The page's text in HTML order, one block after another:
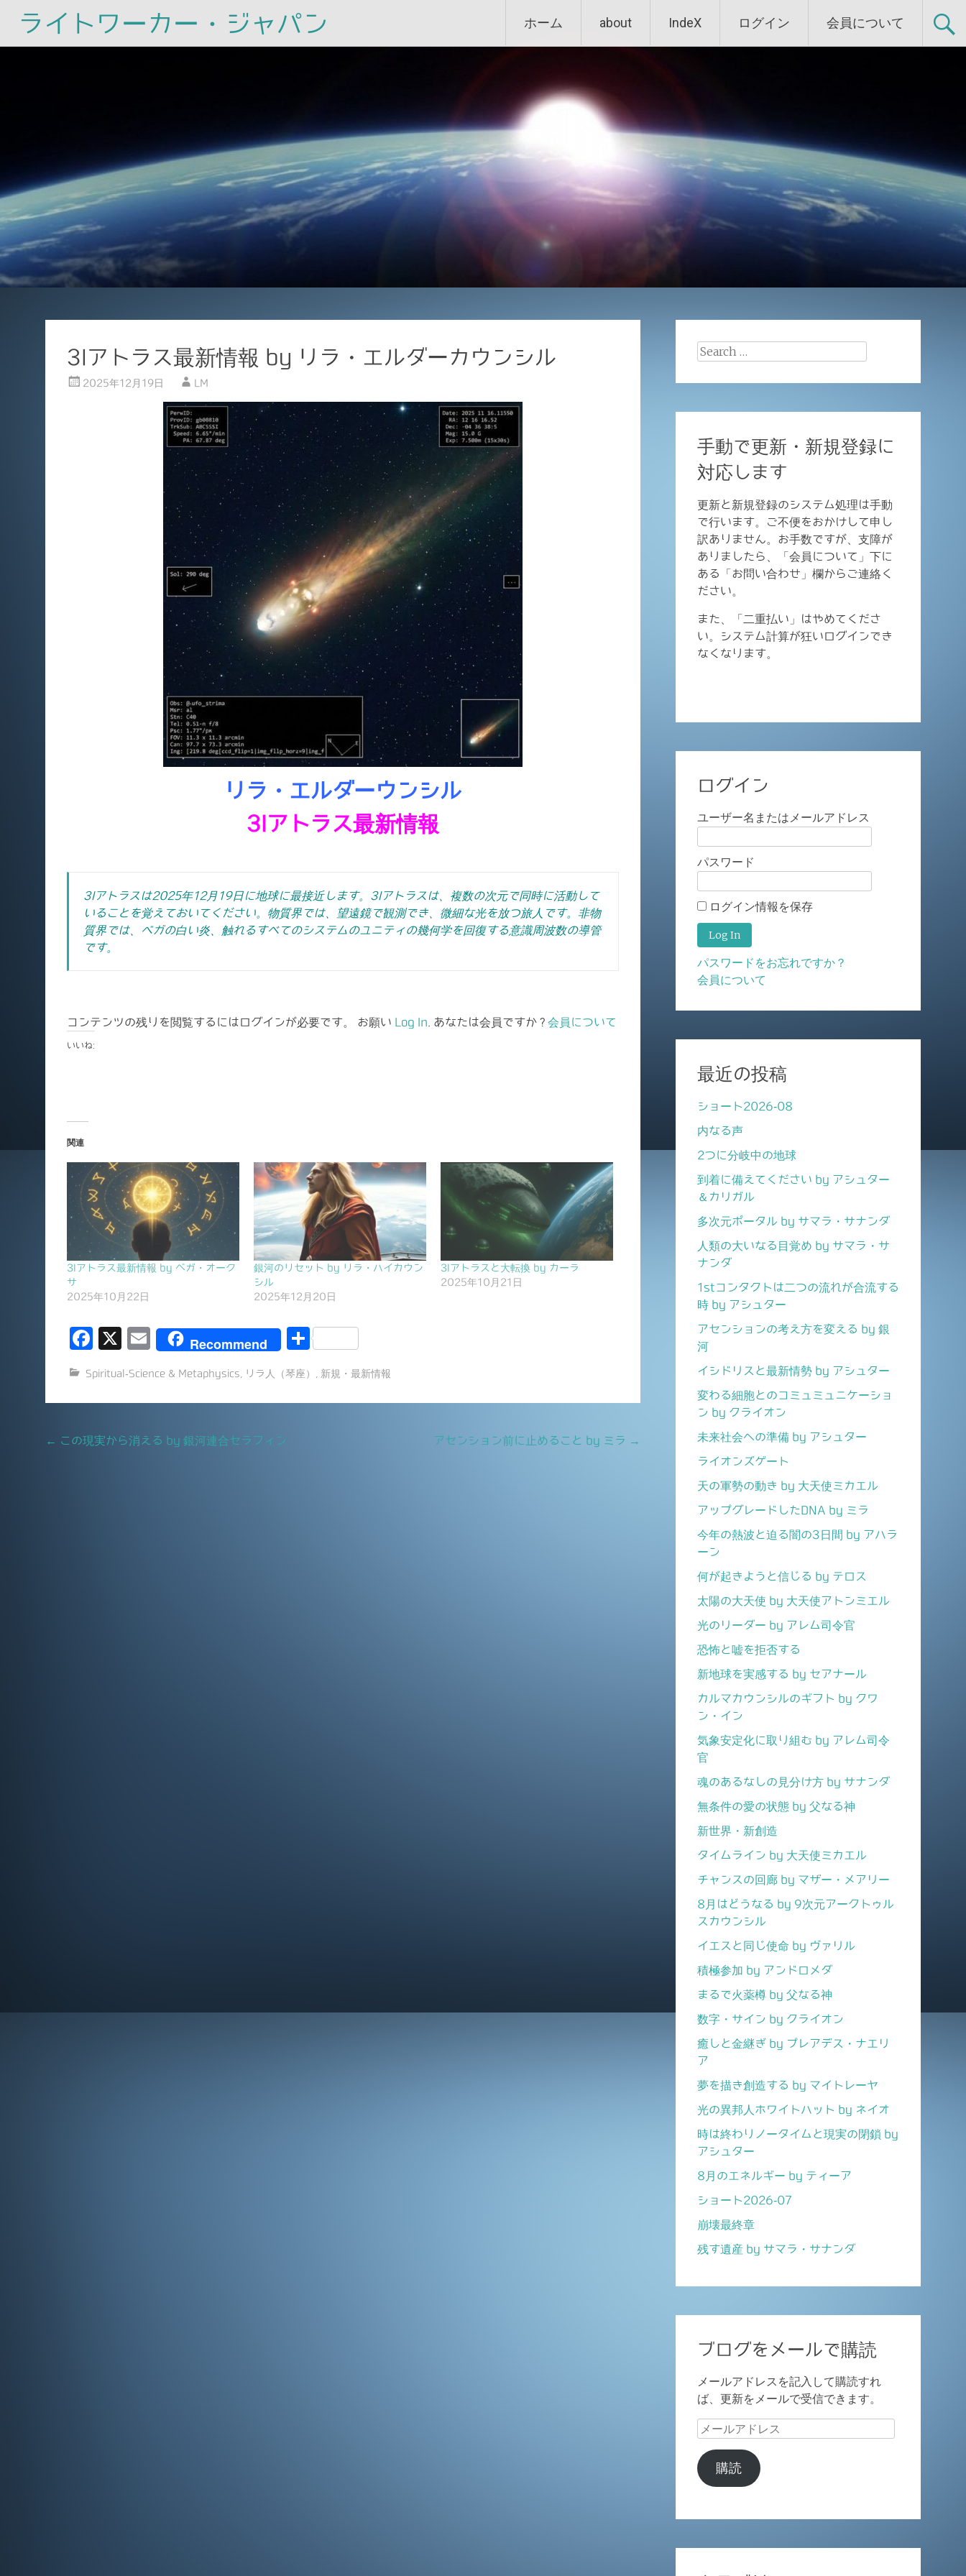
ライトワーカー・ジャパン
to
ホーム about IndeX ログイン 会員について
3Iアトラス最新情報 by リラ・エルダーカウンシル
2025年12月19日 LM
リラ・エルダーウンシル
3Iアトラス最新情報
3Iアトラスは2025年12月19日に地球に最接近します。 3Iアトラスは、複数の次元で同時に活動して
いることを覚えておいてください。物質界では、望遠鏡で観測でき、微細な光を放つ旅人です。非物
質界では、ベガの白い炎、触れるすべてのシステムのユニティの幾何学を回復する意識周波数の導管
です。
コンテンツの残りを閲覧するにはログインが必要です。 お願い Log In . あなたは会員ですか ? 会員について
いいね:
関連
3Iアトラス最新情報 by ベガ・オーク
サ
2025年10月22日
銀河のリセット by リラ・ハイカウン
シル
2025年12月20日
3Iアトラスと大転換 by カーラ
2025年10月21日
F
c
e
b
o
X
E
ai
l
Recommend
共
Spiritual-Science & Metaphysics リラ人（琴座） 新規・最新情報
Post
← この現実から消える by 銀河連合セラフィン アセンション前に止めること by ミラ →
Search
手動で更新・新規登録に
対応します
更新と新規登録のシステム処理は手動
で行います。ご不便をおかけして申し
訳ありません。お手数ですが、支障が
ありましたら、「会員について」下に
ある「お問い合わせ」欄からご連絡く
ださい。
また、「二重払い」はやめてくださ
い。システム計算が狂いログインでき
なくなります。
ログイン
ユーザー名またはメールアドレス
パスワード
ログイン情報を保存
パスワードをお忘れですか？
会員について
最近の投稿
ショート2026-08
内なる声
2つに分岐中の地球
到着に備えてください by アシュター
＆カリガル
多次元ポータル by サマラ・サナンダ
人類の大いなる目覚め by サマラ・サ
ナンダ
1stコンタクトは二つの流れが合流する
時 by アシュター
アセンションの考え方を変える by 銀
河
イシドリスと最新情勢 by アシュター
変わる細胞とのコミュミュニケーショ
ン by クライオン
未来社会への準備 by アシュター
ライオンズゲート
天の軍勢の動き by 大天使ミカエル
アップグレードしたDNA by ミラ
今年の熱波と迫る闇の3日間 by アハラ
ーン
何が起きようと信じる by テロス
太陽の大天使 by 大天使アトンミエル
光のリーダー by アレム司令官
恐怖と嘘を拒否する
新地球を実感する by セアナール
カルマカウンシルのギフト by クワ
ン・イン
気象安定化に取り組む by アレム司令
官
魂のあるなしの見分け方 by サナンダ
無条件の愛の状態 by 父なる神
新世界・新創造
タイムライン by 大天使ミカエル
チャンスの回廊 by マザー・メアリー
8月はどうなる by 9次元アークトゥル
スカウンシル
イエスと同じ使命 by ヴァリル
積極参加 by アンドロメダ
まるで火薬樽 by 父なる神
数字・サイン by クライオン
癒しと金継ぎ by プレアデス・ナエリ
ア
夢を描き創造する by マイトレーヤ
光の異邦人ホワイトハット by ネイオ
時は終わりノータイムと現実の閉鎖 by
アシュター
8月のエネルギー by ティーア
ショート2026-07
崩壊最終章
残す遺産 by サマラ・サナンダ
ブログをメールで購読
メールアドレスを記入して購読すれ
ば、更新をメールで受信できます。
メ
ル
ア
購読